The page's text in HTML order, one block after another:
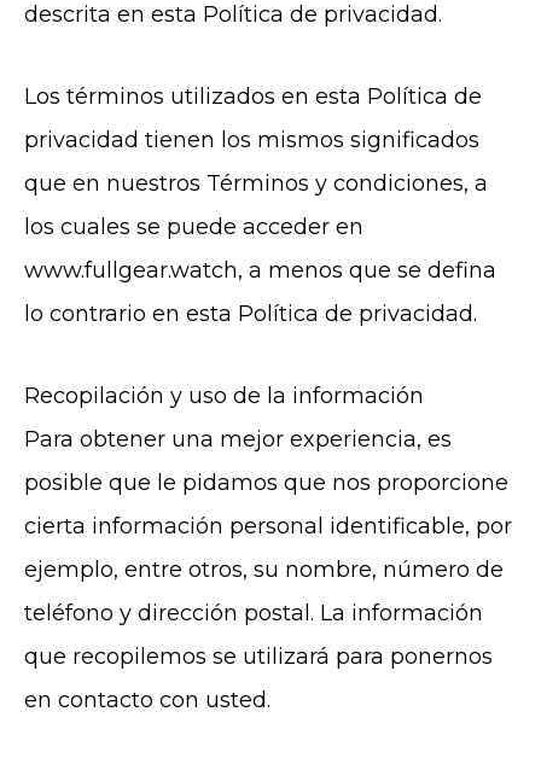
descrita en esta Política de privacidad.
Los términos utilizados en esta Política de
privacidad tienen los mismos significados
que en nuestros Términos y condiciones, a
los cuales se puede acceder en
www.fullgear.watch, a menos que se defina
lo contrario en esta Política de privacidad.
Recopilación y uso de la información
Para obtener una mejor experiencia, es
posible que le pidamos que nos proporcione
cierta información personal identificable, por
ejemplo, entre otros, su nombre, número de
teléfono y dirección postal. La información
que recopilemos se utilizará para ponernos
en contacto con usted.